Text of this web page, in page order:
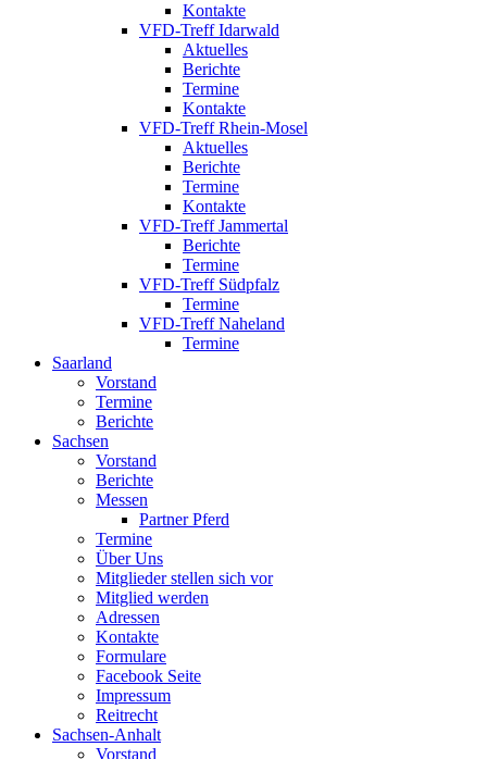
Kontakte
VFD-Treff Idarwald
Aktuelles
Berichte
Termine
Kontakte
VFD-Treff Rhein-Mosel
Aktuelles
Berichte
Termine
Kontakte
VFD-Treff Jammertal
Berichte
Termine
VFD-Treff Südpfalz
Termine
VFD-Treff Naheland
Termine
Saarland
Vorstand
Termine
Berichte
Sachsen
Vorstand
Berichte
Messen
Partner Pferd
Termine
Über Uns
Mitglieder stellen sich vor
Mitglied werden
Adressen
Kontakte
Formulare
Facebook Seite
Impressum
Reitrecht
Sachsen-Anhalt
Vorstand